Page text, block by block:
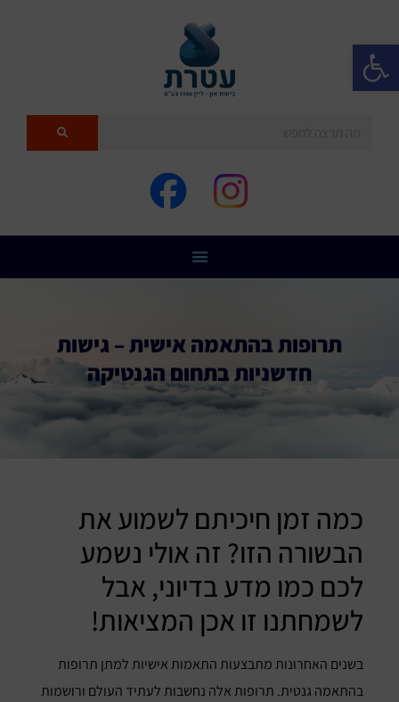
פתח סרגל נגישות
תרופות בהתאמה אישית – גישות
חדשניות בתחום הגנטיקה
כמה זמן חיכיתם לשמוע את
הבשורה הזו? זה אולי נשמע
לכם כמו מדע בדיוני, אבל
לשמחתנו זו אכן המציאות!
בשנים האחרונות מתבצעות התאמות אישיות למתן תרופות
בהתאמה גנטית. תרופות אלה נחשבות לעתיד העולם ורושמות